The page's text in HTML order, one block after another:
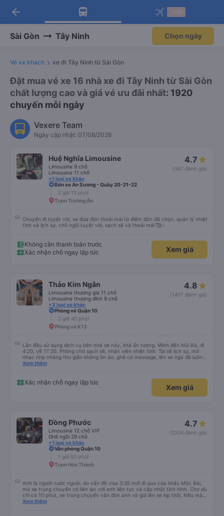
Tải app Vexere ngay!
Nhận ưu đãi thành viên độc
Mở app
Tải app Vexere
-30k/ghế khi đặt vé máy bay qua
Mở app
arrow_back
Sài Gòn Tây Ninh Chọn ngày
Vé xe khách xe đi Tây Ninh từ Sài Gòn
Đặt mua vé xe 16 nhà xe đi Tây Ninh từ Sài Gòn
chất lượng cao và giá vé ưu đãi nhất: 1920
chuyến mỗi ngày
Vexere Team
Ngày cập nhật: 07/08/2026
Huệ Nghĩa Limousine
Limousine 9 chỗ
Limousine 11 chỗ
+1 loại xe khác
4.7
(347 đánh giá)
Bến xe An Sương - Quầy 20-21-22
2 giờ 15 phút
Trạm Trường Ân
Chuyến đi tuyệt vời, xe đưa đón thoải mái từ điểm đón đã chọn, quản lý nhiệt
tình và lịch sự, chỗ ngồi tuyệt vời, sạch sẽ và thoải mái 🥰✨
Không cần thanh toán trước
Xác nhận chỗ ngay lập tức
Xem giá
Thảo Kim Ngân
Limousine thương gia 11 chỗ
Limousine thượng đỉnh 9 chỗ
+3 loại xe khác
4.8
(1457 đánh giá)
Phòng vé Quận 10
2 giờ 40 phút
Phòng vé K13
Lần đầu sử dụng dịch vụ bên nhà xe này, khá ấn tượng. Mình đến Núi Bà, đi
4:20, về 17:35. Phòng chờ sạch sẽ, nhân viên nhiệt tình. Tài xế lịch sự, mở
nhạc nhẹ nhàng thư giãn không ồn ào, ghế có massage, lên xe ngủ đã luôn
😆. Thấy có quét dọn xe trước khi mời khách lên. Xuất phát có chậm hơn giờ
nhiệt tình. Chuyến đi phục vụ chai nước nhỏ với kẹo gừng, chiều về phục vụ
trái cây tại phòng chờ, nước bí đao hạt chia, thanh long sấy và kẹo gừng.
Xem thêm
Xác nhận chỗ ngay lập tức
Xem giá
Đồng Phước
Limousine 12 chỗ VIP
Ghế ngồi 29 chỗ
+1 loại xe khác
4.7
(2204 đánh giá)
Văn phòng Quận 10
1 giờ 50 phút
Trạm Hòa Thành
Anh là người nước ngoài, do vấn đề visa 3:35 mới đi qua cửa khẩu Mộc Bài,
mà xe trung chuyển có liên lạc với anh liên tục và cập nhật tình hình. Cho dù
chỉ có 10 phút, xe trung chuyển vẫn đón anh và gửi lên xe kịp thời. Nếu mà
được, anh thật muốn tip cho bác tài. Xe này là xe Limousine nhưng mà vé xe
Xem thêm